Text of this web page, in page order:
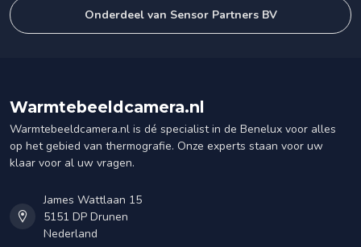
Onderdeel van Sensor Partners BV
Warmtebeeldcamera.nl
Warmtebeeldcamera.nl is dé specialist in de Benelux voor alles
op het gebied van thermografie. Onze experts staan voor uw
klaar voor al uw vragen.
James Wattlaan 15
5151 DP Drunen
Nederland